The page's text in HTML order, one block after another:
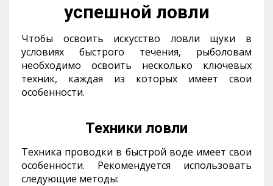
успешной ловли
Чтобы освоить искусство ловли щуки в
условиях быстрого течения, рыболовам
необходимо освоить несколько ключевых
техник, каждая из которых имеет свои
особенности.
Техники ловли
Техника проводки в быстрой воде имеет свои
особенности. Рекомендуется использовать
следующие методы: